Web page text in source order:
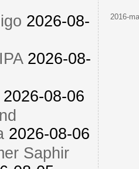
2026-08-
2026-08-
2026-08-06
2026-08-06
Saphir
2016-